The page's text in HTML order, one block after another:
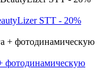
STT - 20%
фотодинамическую